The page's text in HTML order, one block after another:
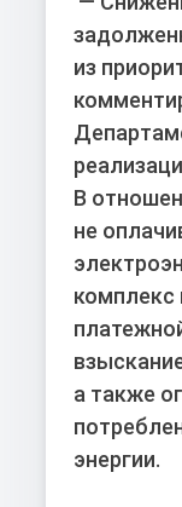
из
В
не
а также
энергии.